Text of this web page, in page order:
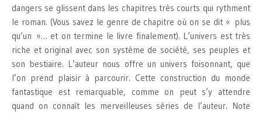
dangers se glissent dans les chapitres très courts qui rythment
le roman. (Vous savez le genre de chapitre où on se dit « plus
qu’un »… et on termine le livre finalement). L’univers est très
riche et original avec son système de société, ses peuples et
son bestiaire. L’auteur nous offre un univers foisonnant, que
l’on prend plaisir à parcourir. Cette construction du monde
fantastique est remarquable, comme on peut s’y attendre
quand on connaît les merveilleuses séries de l’auteur. Note